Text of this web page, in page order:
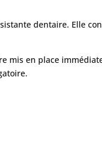
dentaire. Elle
mis en place